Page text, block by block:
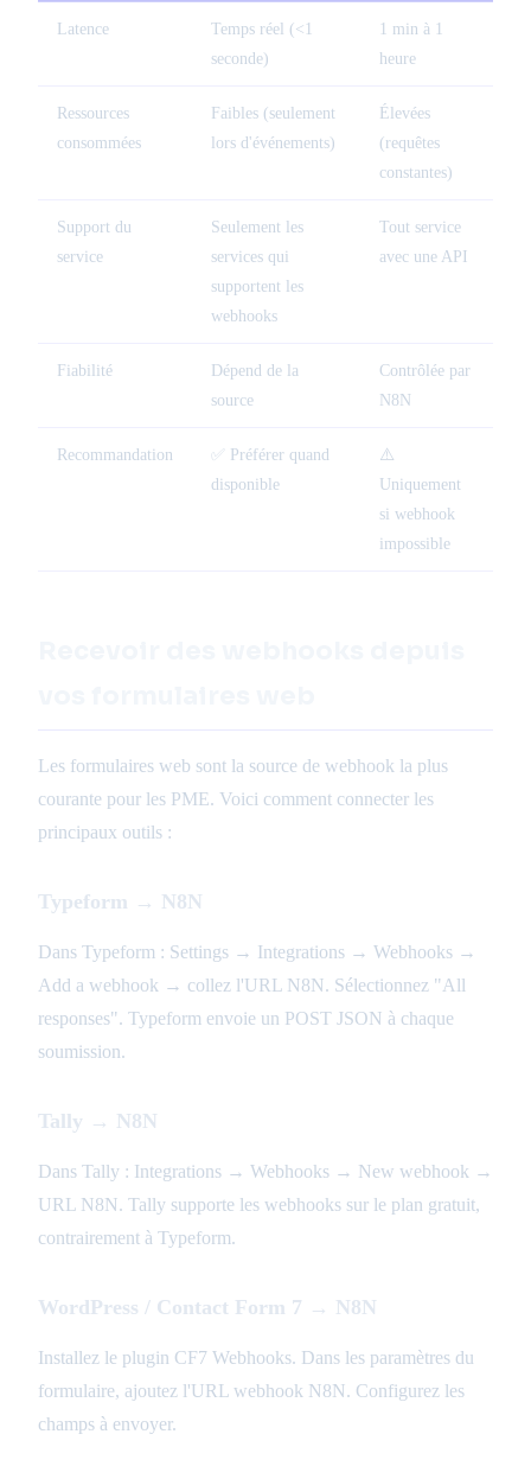
Latence
Temps réel (<1
seconde)
1 min à 1
heure
Ressources
consommées
Faibles (seulement
lors d'événements)
Élevées
(requêtes
constantes)
Support du
service
Seulement les
services qui
supportent les
webhooks
Tout service
avec une API
Fiabilité
Dépend de la
source
Contrôlée par
N8N
Recommandation
✅ Préférer quand
disponible
⚠️
Uniquement
si webhook
impossible
Les formulaires web sont la source de webhook la plus
courante pour les PME. Voici comment connecter les
principaux outils :
Typeform → N8N
Dans Typeform : Settings → Integrations → Webhooks →
Add a webhook → collez l'URL N8N. Sélectionnez "All
responses". Typeform envoie un POST JSON à chaque
soumission.
Tally → N8N
Dans Tally : Integrations → Webhooks → New webhook →
URL N8N. Tally supporte les webhooks sur le plan gratuit,
contrairement à Typeform.
WordPress / Contact Form 7 → N8N
Installez le plugin CF7 Webhooks. Dans les paramètres du
formulaire, ajoutez l'URL webhook N8N. Configurez les
champs à envoyer.